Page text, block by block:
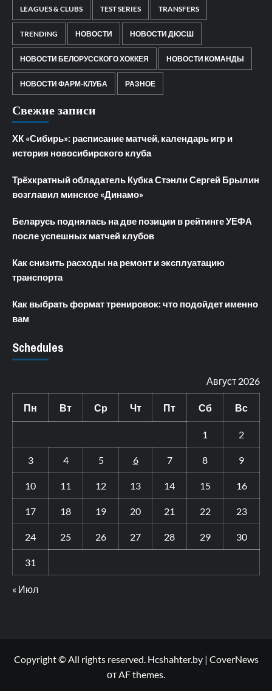
LEAGUES & CLUBS TEST SERIES TRANSFERS
TRENDING НОВОСТИ НОВОСТИ ДЮСШ
НОВОСТИ БЕЛОРУССКОГО ХОККЕЯ НОВОСТИ КОМАНДЫ
НОВОСТИ ФАРМ-КЛУБА РАЗНОЕ
Свежие записи
ХК «Сибирь»: расписание матчей, календарь игр и
история новосибирского клуба
Трёхкратный обладатель Кубка Стэнли Сергей Брылин
возглавил минское «Динамо»
Беларусь поднялась на две позиции в рейтинге УЕФА
после успешных матчей клубов
Как снизить расходы на ремонт и эксплуатацию
транспорта
Как выбрать формат тренировок: что подойдет именно
вам
Schedules
Август 2026
Пн Вт Ср Чт Пт Сб Вс
1 2
3 4 5 6 7 8 9
10 11 12 13 14 15 16
17 18 19 20 21 22 23
24 25 26 27 28 29 30
31
« Июл
Copyright © All rights reserved. Hcshahter.by | CoverNews
от AF themes.